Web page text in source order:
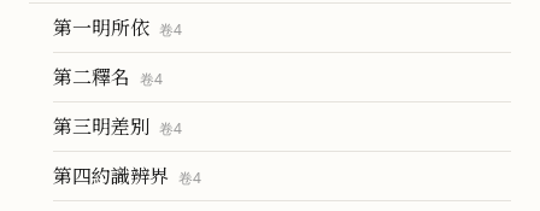
第一明所依 卷4
第二釋名 卷4
第三明差別 卷4
第四約識辨界 卷4